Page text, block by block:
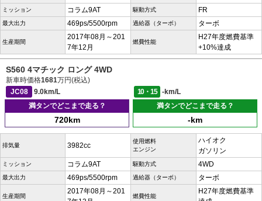
ミッション コラム9AT 駆動方式 FR
最大出力 469ps/5500rpm 過給器（ターボ） ターボ
生産期間
2017年08月～201
7年12月
燃費性能
H27年度燃費基準
+10%達成
S560 4マチック ロング 4WD
新車時価格1681万円(税込)
JC08
9.0km/L 10・15
-km/L
満タンでどこまで走る？
720km
満タンでどこまで走る？
-km
排気量 3982cc
使用燃料
エンジン
ハイオク
ガソリン
ミッション コラム9AT 駆動方式 4WD
最大出力 469ps/5500rpm 過給器（ターボ） ターボ
生産期間
2017年08月～201
燃費性能
H27年度燃費基準